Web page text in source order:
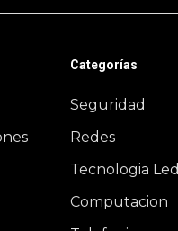
Categorías
Seguridad
Redes
Tecnologia Led
Computacion